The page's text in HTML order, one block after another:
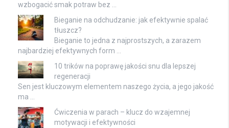
wzbogacić smak potraw bez …
Bieganie na odchudzanie: jak efektywnie spalać
tłuszcz?
Bieganie to jedna z najprostszych, a zarazem
najbardziej efektywnych form …
10 trików na poprawę jakości snu dla lepszej
regeneracji
Sen jest kluczowym elementem naszego życia, a jego jakość
ma …
Ćwiczenia w parach – klucz do wzajemnej
motywacji i efektywności